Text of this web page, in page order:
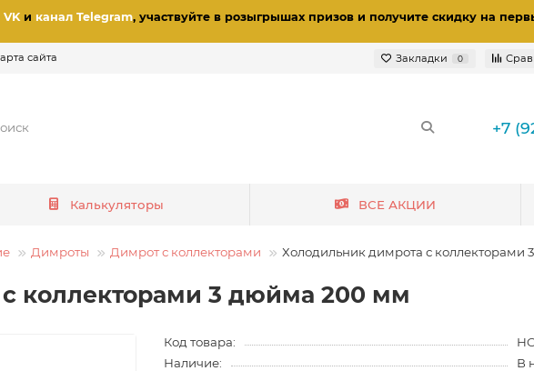
VKи канал Telegram, участвуйте в розыгрышах призов и получите скидку на
сайта Закладки 0
+7
Калькуляторы ВСЕ АКЦИИ
Димроты Димрот с коллекторами Холодильник димрота с
коллекторами 3 дюйма 200 мм
Код товара:
Наличие:
В